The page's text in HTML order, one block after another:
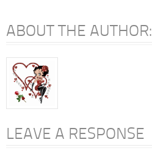
ABOUT THE AUTHOR:
LEAVE A RESPONSE